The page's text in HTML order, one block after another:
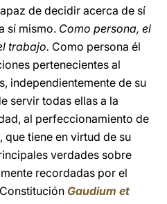
de decidir acerca de sí
sí mismo. Como persona, el
trabajo. Como persona él
pertenecientes al
independientemente de su
servir todas ellas a la
al perfeccionamiento de
tiene en virtud de su
verdades sobre
recordadas por el
Gaudium et